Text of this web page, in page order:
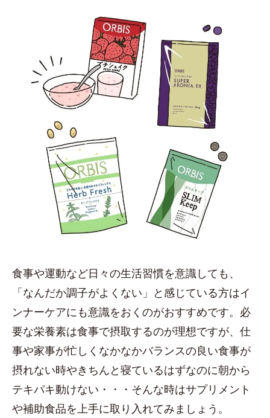
食事や運動など日々の生活習慣を意識しても、
「なんだか調子がよくない」と感じている方はイ
ンナーケアにも意識をおくのがおすすめです。必
要な栄養素は食事で摂取するのが理想ですが、仕
事や家事が忙しくなかなかバランスの良い食事が
摂れない時やきちんと寝ているはずなのに朝から
テキパキ動けない・・・そんな時はサプリメント
や補助食品を上手に取り入れてみましょう。